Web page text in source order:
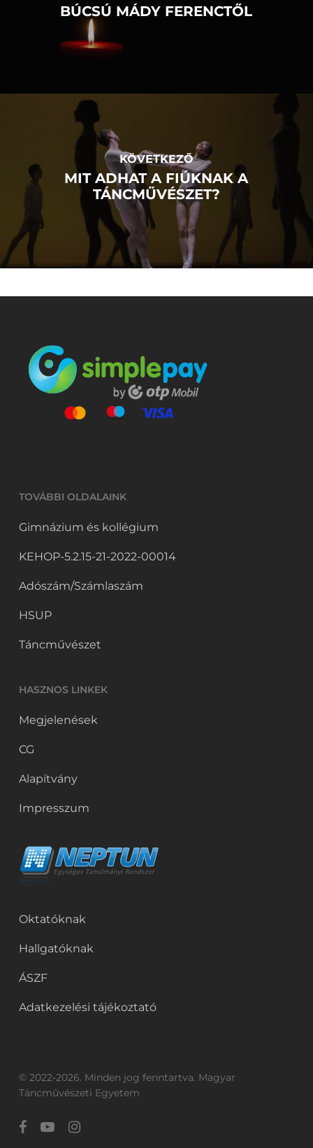
BÚCSÚ MÁDY FERENCTŐL
KÖVETKEZŐ
MIT ADHAT A FIÚKNAK A
TÁNCMŰVÉSZET?
TOVÁBBI OLDALAINK
Gimnázium és kollégium
KEHOP-5.2.15-21-2022-00014
Adószám/Számlaszám
HSUP
Táncművészet
HASZNOS LINKEK
Megjelenések
CG
Alapítvány
Impresszum
Oktatóknak
Hallgatóknak
ÁSZF
Adatkezelési tájékoztató
© 2022-2026. Minden jog fenntartva. Magyar
Táncművészeti Egyetem
facebookyoutubeinstagram